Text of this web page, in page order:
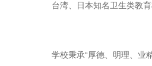
台湾、日本知名卫生类教
学校秉承“厚德、明理、业